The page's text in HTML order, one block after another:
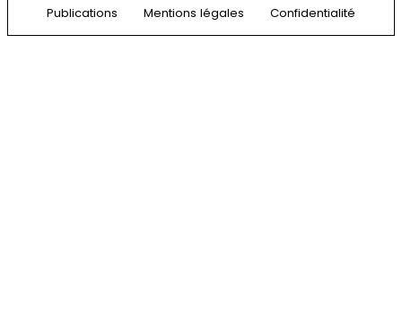
Publications Mentions légales Confidentialité